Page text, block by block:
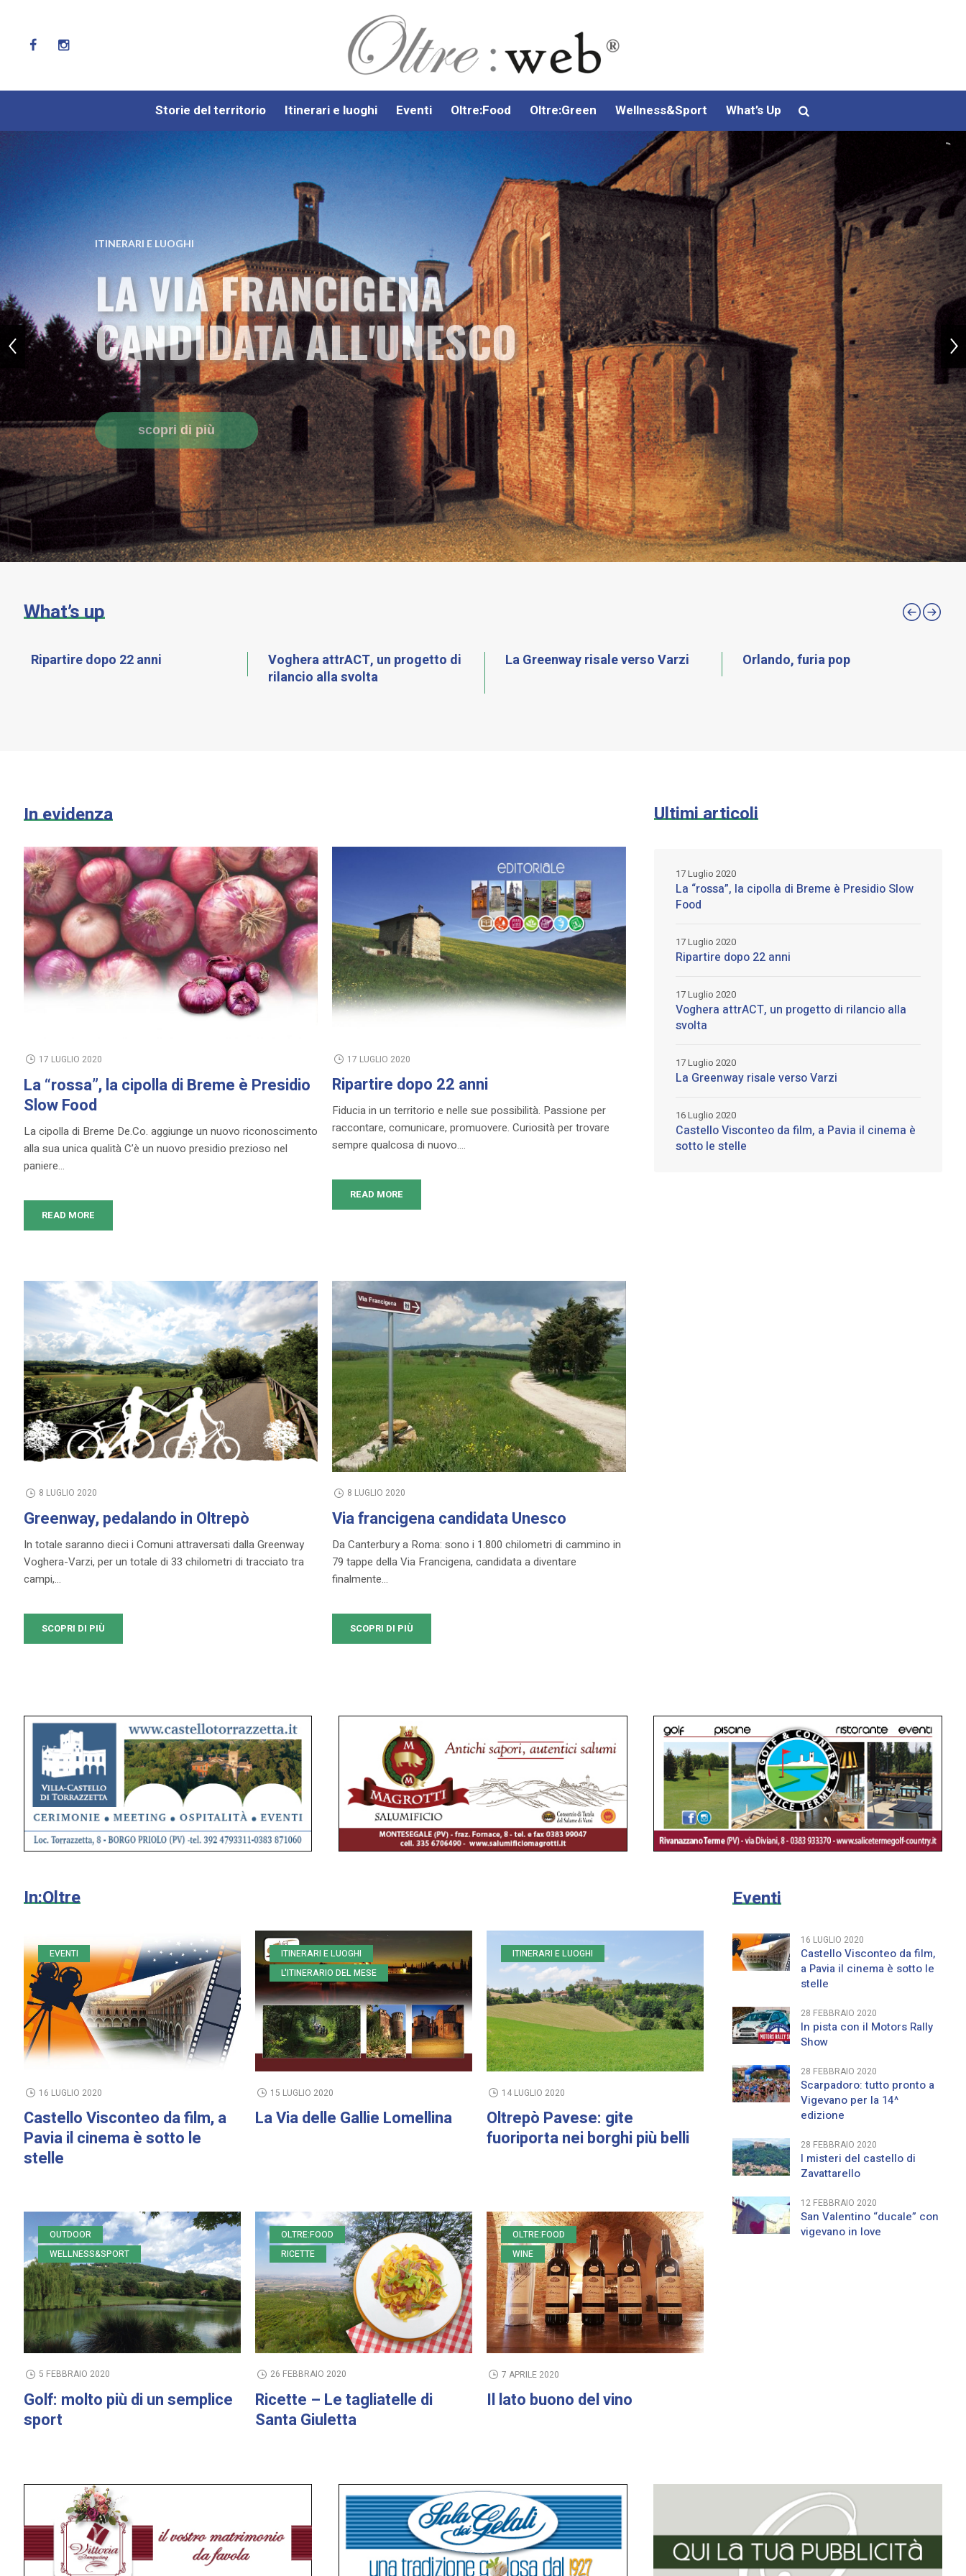
Storie del territorio Itinerari e luoghi Eventi Oltre:Food Oltre:Green Wellness&Sport What’s Up
LA VIA FRANCIGENA
CANDIDATA ALL'UNESCO
ITINERARI E LUOGHI
What’s up
Ripartire dopo 22 anni
Voghera attrACT, un progetto di
rilancio alla svolta
La Greenway risale verso Varzi Orlando, furia pop
In evidenza
17 LUGLIO 2020
La “rossa”, la cipolla di Breme è Presidio
Slow Food
La cipolla di Breme De.Co. aggiunge un nuovo riconoscimento
alla sua unica qualità C’è un nuovo presidio prezioso nel
paniere...
READ MORE
17 LUGLIO 2020
Ripartire dopo 22 anni
Fiducia in un territorio e nelle sue possibilità. Passione per
raccontare, comunicare, promuovere. Curiosità per trovare
sempre qualcosa di nuovo....
READ MORE
8 LUGLIO 2020
Greenway, pedalando in Oltrepò
In totale saranno dieci i Comuni attraversati dalla Greenway
Voghera-Varzi, per un totale di 33 chilometri di tracciato tra
campi,...
SCOPRI DI PIÙ
8 LUGLIO 2020
Via francigena candidata Unesco
Da Canterbury a Roma: sono i 1.800 chilometri di cammino in
79 tappe della Via Francigena, candidata a diventare
finalmente...
SCOPRI DI PIÙ
Ultimi articoli
La “rossa”, la cipolla di Breme è Presidio Slow
Food
17 Luglio 2020
Ripartire dopo 22 anni
17 Luglio 2020
Voghera attrACT, un progetto di rilancio alla
svolta
17 Luglio 2020
La Greenway risale verso Varzi
17 Luglio 2020
Castello Visconteo da film, a Pavia il cinema è
sotto le stelle
16 Luglio 2020
In:Oltre
EVENTI
16 LUGLIO 2020
Castello Visconteo da film, a
Pavia il cinema è sotto le
stelle
ITINERARI E LUOGHI
L'ITINERARIO DEL MESE
15 LUGLIO 2020
La Via delle Gallie Lomellina
ITINERARI E LUOGHI
14 LUGLIO 2020
Oltrepò Pavese: gite
fuoriporta nei borghi più belli
OUTDOOR
WELLNESS&SPORT
5 FEBBRAIO 2020
Golf: molto più di un semplice
sport
OLTRE:FOOD
RICETTE
26 FEBBRAIO 2020
Ricette – Le tagliatelle di
Santa Giuletta
OLTRE:FOOD
WINE
7 APRILE 2020
Il lato buono del vino
Eventi
16 LUGLIO 2020
Castello Visconteo da film,
a Pavia il cinema è sotto le
stelle
28 FEBBRAIO 2020
In pista con il Motors Rally
Show
28 FEBBRAIO 2020
Scarpadoro: tutto pronto a
Vigevano per la 14^
edizione
28 FEBBRAIO 2020
I misteri del castello di
Zavattarello
12 FEBBRAIO 2020
San Valentino “ducale” con
vigevano in love